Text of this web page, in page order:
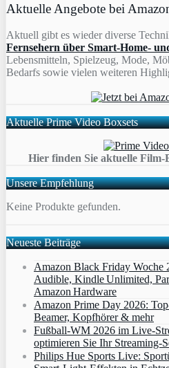
Aktuelle Angebote bei
Aktuell gibt es wieder diverse
Fernsehern über Smart-Home-
Lebensmitteln, Spielzeug, Mode,
Bedarfs sowie vielen weiteren
Aktuelle Prime Video Boxsets
Hier finden Sie aktuelle Film-
Unsere Empfehlung
Keine Produkte gefunden.
Neueste Beiträge
Amazon Black Friday Woche
Audible, Kindle Unlimited,
Amazon Hardware
Amazon Prime Day 2026:
Beamer, Kopfhörer & mehr
Fußball-WM 2026 im Live-
optimieren Sie Ihr Streaming-
Philips Hue Sports Live: